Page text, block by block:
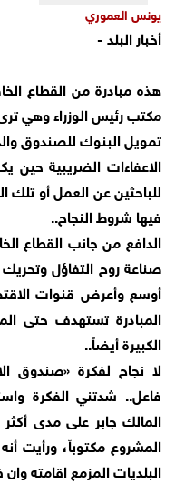
يونس العموري
أخبار البلد -
هذه مبادرة من القطاع
مكتب رئيس الوزراء وهي
تمويل البنوك للصندوق
الاعفاءات الضريبية حين
للباحثين عن العمل أو تلك
فيها شروط النجاح..
الدافع من جانب القطاع
صناعة روح التفاؤل
أوسع وأعرض قنوات
المبادرة تستهدف حتى
الكبيرة أيضاً..
لا نجاح لفكرة «صندوق
فاعل.. شدتني الفكرة
المالك جابر على مدى
المشروع مكتوباً، ورأيت
البلديات المزمع اقامته